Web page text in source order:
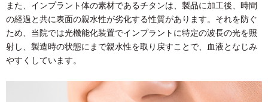
また、インプラント体の素材であるチタンは、製品に加工後、時間
の経過と共に表面の親水性が劣化する性質があります。それを防ぐ
ため、当院では光機能化装置でインプラントに特定の波長の光を照
射し、製造時の状態にまで親水性を取り戻すことで、血液となじみ
やすくしています。